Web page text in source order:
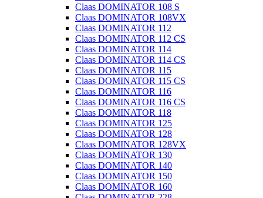
Claas DOMINATOR 108 S
Claas DOMINATOR 108VX
Claas DOMINATOR 112
Claas DOMINATOR 112 CS
Claas DOMINATOR 114
Claas DOMINATOR 114 CS
Claas DOMINATOR 115
Claas DOMINATOR 115 CS
Claas DOMINATOR 116
Claas DOMINATOR 116 CS
Claas DOMINATOR 118
Claas DOMINATOR 125
Claas DOMINATOR 128
Claas DOMINATOR 128VX
Claas DOMINATOR 130
Claas DOMINATOR 140
Claas DOMINATOR 150
Claas DOMINATOR 160